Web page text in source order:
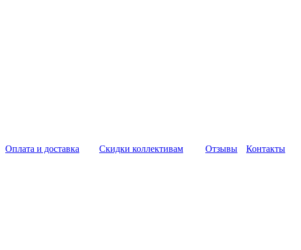
Оплата и доставка Скидки коллективам Отзывы Контакты